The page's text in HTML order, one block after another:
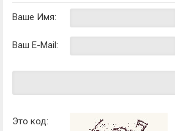
Ваше Имя:
Ваш E-Mail:
Это код: